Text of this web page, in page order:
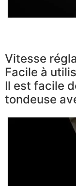
Vitesse
Facile à
Il est facile
tondeuse